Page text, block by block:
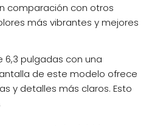
comparación con otros
más vibrantes y mejores
6,3 pulgadas con una
de este modelo ofrece
y detalles más claros. Esto